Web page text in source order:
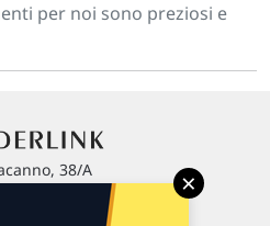
per noi sono preziosi e
38/A
452 460 401
×